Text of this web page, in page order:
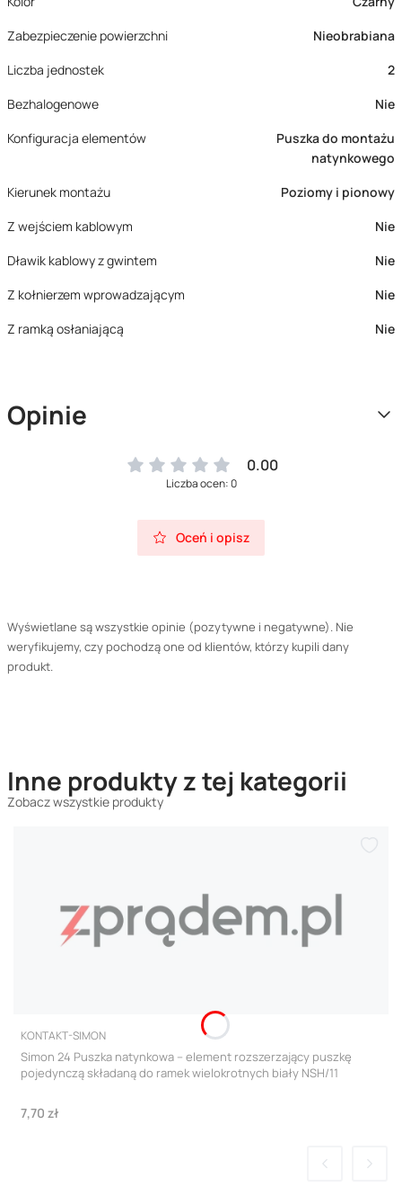
Zabezpieczenie powierzchni
Nieobrabiana
Liczba jednostek
2
Bezhalogenowe
Nie
Konfiguracja elementów
Puszka do montażu
natynkowego
Kierunek montażu
Poziomy i pionowy
Z wejściem kablowym
Nie
Dławik kablowy z gwintem
Nie
Z kołnierzem wprowadzającym
Nie
Z ramką osłaniającą
Nie
Opinie
0.00
Liczba ocen: 0
Oceń i opisz
Wyświetlane są wszystkie opinie (pozytywne i negatywne). Nie
weryfikujemy, czy pochodzą one od klientów, którzy kupili dany
produkt.
Inne produkty z tej kategorii
Zobacz wszystkie produkty
PRODUCENT
KONTAKT-SIMON
Simon 24 Puszka natynkowa – element rozszerzający puszkę
pojedynczą składaną do ramek wielokrotnych biały NSH/11
Cena
7,70 zł